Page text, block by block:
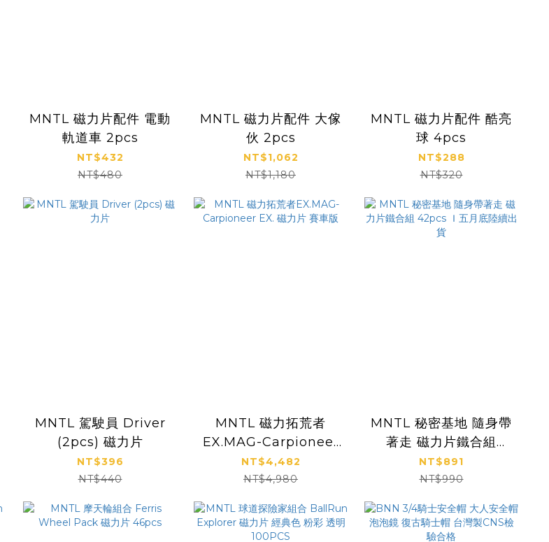
MNTL 磁力片配件 電動
軌道車 2pcs
NT$432
NT$480
MNTL 磁力片配件 大傢
伙 2pcs
NT$1,062
NT$1,180
MNTL 磁力片配件 酷亮
球 4pcs
NT$288
NT$320
MNTL 駕駛員 Driver
(2pcs) 磁力片
NT$396
NT$440
MNTL 磁力拓荒者
EX.MAG-Carpioneer
EX. 磁力片 賽車版
NT$4,482
NT$4,980
MNTL 秘密基地 隨身帶
著走 磁力片鐵合組
42pcs Ｉ五月底陸續出
貨
NT$891
NT$990